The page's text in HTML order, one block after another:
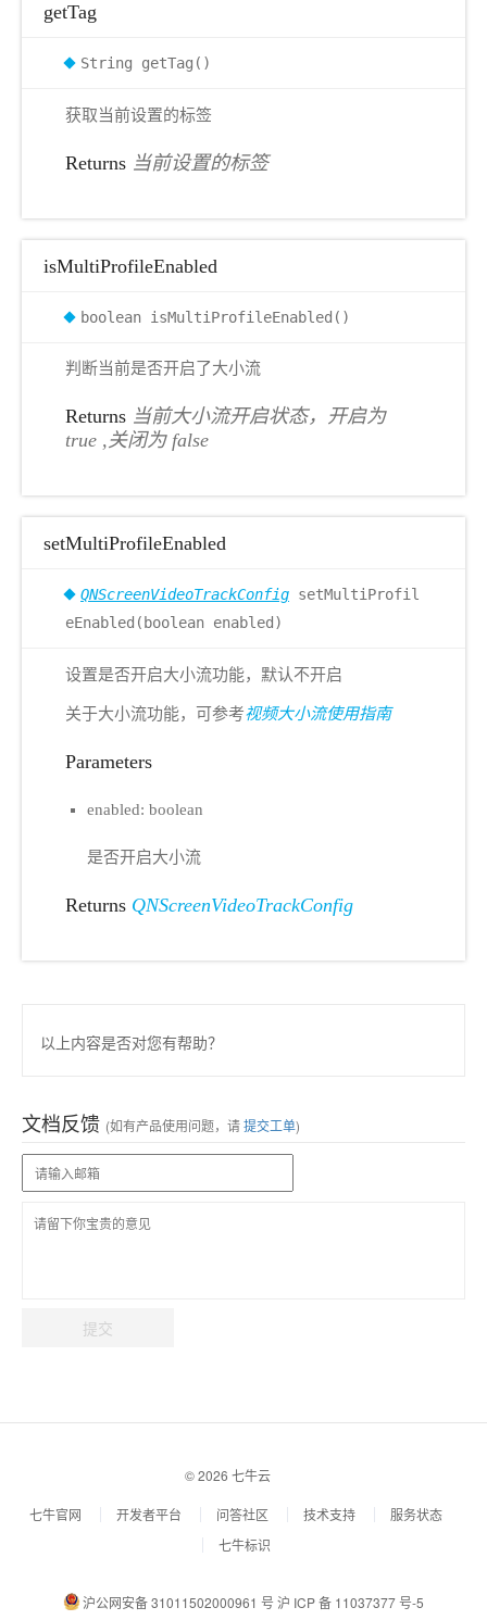
getTag
String getTag()
获取当前设置的标签
Returns 当前设置的标签
isMultiProfileEnabled
boolean isMultiProfileEnabled()
判断当前是否开启了大小流
Returns 当前大小流开启状态，开启为
true ,关闭为 false
setMultiProfileEnabled
QNScreenVideoTrackConfig setMultiProfil
eEnabled(boolean enabled)
设置是否开启大小流功能，默认不开启
关于大小流功能，可参考视频大小流使用指南
Parameters
enabled: boolean
是否开启大小流
Returns QNScreenVideoTrackConfig
以上内容是否对您有帮助？
文档反馈 (如有产品使用问题，请提交工单)
提交
© 2026 七牛云
七牛官网 开发者平台 问答社区 技术支持
服务状态
七牛标识
沪公网安备 31011502000961 号 沪 ICP 备 11037377 号-5